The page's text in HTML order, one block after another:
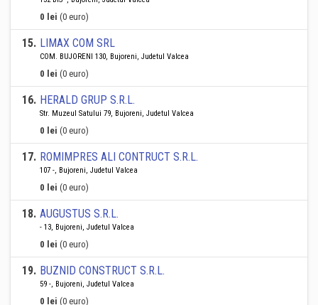
0 lei (0 euro)
15. LIMAX COM SRL
COM. BUJORENI 130, Bujoreni, Judetul Valcea
0 lei (0 euro)
16. HERALD GRUP S.R.L.
Str. Muzeul Satului 79, Bujoreni, Judetul Valcea
0 lei (0 euro)
17. ROMIMPRES ALI CONTRUCT S.R.L.
107 -, Bujoreni, Judetul Valcea
0 lei (0 euro)
18. AUGUSTUS S.R.L.
- 13, Bujoreni, Judetul Valcea
0 lei (0 euro)
19. BUZNID CONSTRUCT S.R.L.
59 -, Bujoreni, Judetul Valcea
0 lei (0 euro)